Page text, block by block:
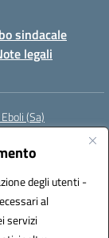
degli utenti -
al
servizi
sindacale
legali
(Sa)